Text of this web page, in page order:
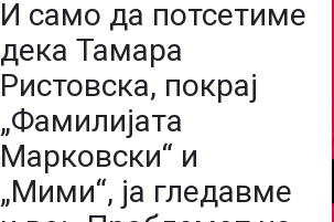
И само да потсетиме
дека Тамара
Ристовска, покрај
„Фамилијата
Марковски“ и
„Мими“, ја гледавме